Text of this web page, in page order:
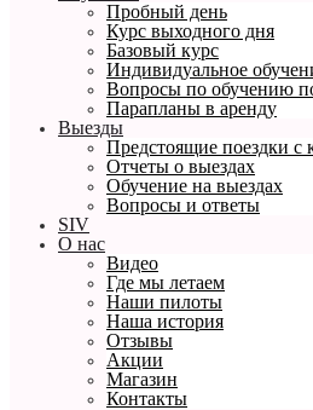
Пробный день
Курс выходного дня
Базовый курс
Индивидуальное
Вопросы по обучению
Парапланы в аренду
Выезды
Предстоящие поездки с
Отчеты о выездах
Обучение на выездах
Вопросы и ответы
SIV
О нас
Видео
Где мы летаем
Наши пилоты
Наша история
Отзывы
Акции
Магазин
Контакты